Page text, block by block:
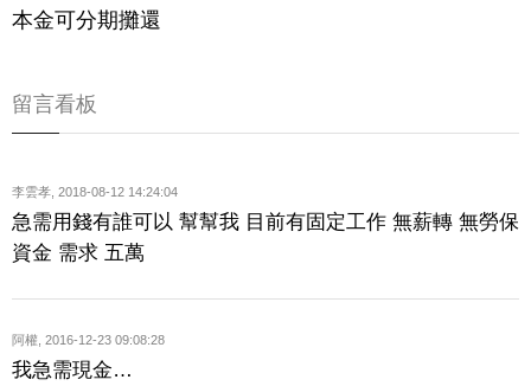
本金可分期攤還
留言看板
李雲孝 2018-08-12 14:24:04
急需用錢有誰可以 幫幫我 目前有固定工作 無薪轉 無勞保
資金 需求 五萬
阿權 2016-12-23 09:08:28
我急需現金…